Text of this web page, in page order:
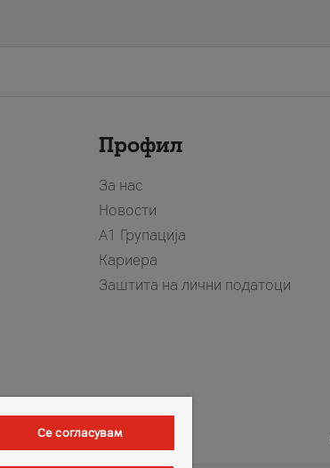
Профил
За нас
Новости
А1 Групација
Кариера
Заштита на лични податоци
Се согласувам